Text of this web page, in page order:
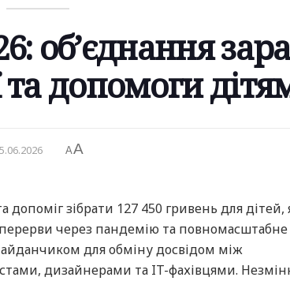
об’єднання
та допомоги
AA
допоміг зібрати 127 450 гривень для дітей,
через пандемію та повномасштабне
для обміну досвідом між
дизайнерами та IT-фахівцями.